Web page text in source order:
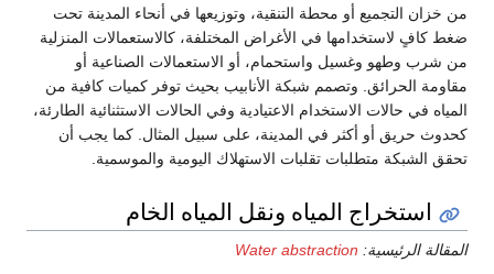
من خزان التجميع أو محطة التنقية، وتوزيعها في أنحاء المدينة تحت
ضغط كافٍ لاستخدامها في الأغراض المختلفة، كالاستعمالات المنزلية
من شرب وطهو وغسيل واستحمام، أو الاستعمالات الصناعية أو
مقاومة الحرائق. وتصمم شبكة الأنابيب بحيث توفر كميات كافية من
المياه في حالات الاستخدام الاعتيادية وفي الحالات الاستثنائية الطارئة،
كحدوث حريق أو أكثر في المدينة، على سبيل المثال. كما يجب أن
تحقق الشبكة متطلبات تقلبات الاستهلاك اليومية والموسمية.
استخراج المياه ونقل المياه الخام
المقالة الرئيسية: Water abstraction